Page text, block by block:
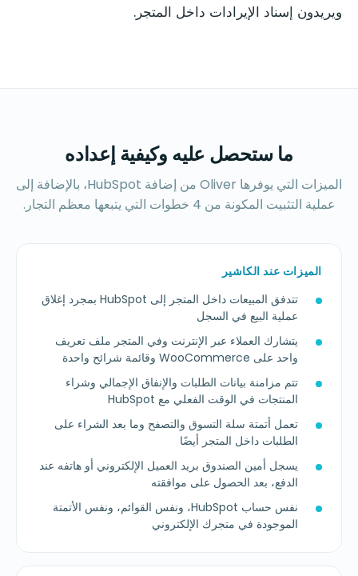
ويريدون إسناد الإيرادات داخل المتجر.
ما ستحصل عليه وكيفية إعداده
الميزات التي يوفرها Oliver من إضافة HubSpot، بالإضافة إلى
عملية التثبيت المكونة من 4 خطوات التي يتبعها معظم التجار.
الميزات عند الكاشير
تتدفق المبيعات داخل المتجر إلى HubSpot بمجرد إغلاق
عملية البيع في السجل
يتشارك العملاء عبر الإنترنت وفي المتجر ملف تعريف
واحد على WooCommerce وقائمة شرائح واحدة
تتم مزامنة بيانات الطلبات والإنفاق الإجمالي وشراء
المنتجات في الوقت الفعلي مع HubSpot
تعمل أتمتة سلة التسوق والتصفح وما بعد الشراء على
الطلبات داخل المتجر أيضًا
يسجل أمين الصندوق بريد العميل الإلكتروني أو هاتفه عند
الدفع، بعد الحصول على موافقته
نفس حساب HubSpot، ونفس القوائم، ونفس الأتمتة
الموجودة في متجرك الإلكتروني